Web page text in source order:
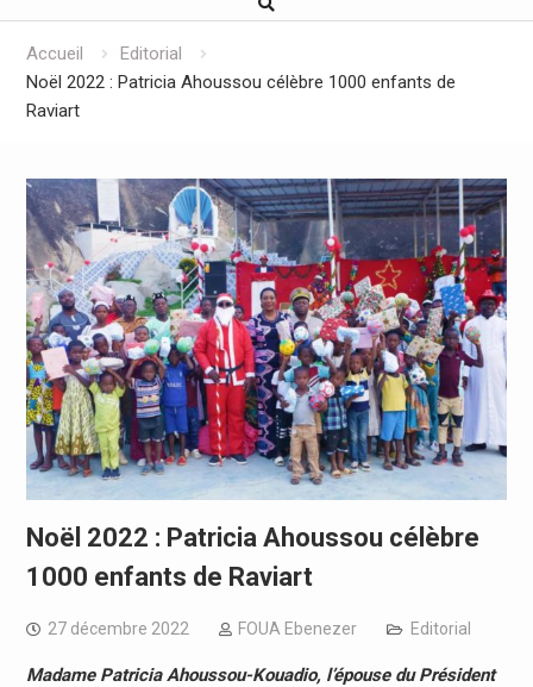
Accueil
Editorial
Noël 2022 : Patricia Ahoussou célèbre 1000 enfants de
Raviart
Noël 2022 : Patricia Ahoussou célèbre
1000 enfants de Raviart
27 décembre 2022 FOUA Ebenezer Editorial
Madame Patricia Ahoussou-Kouadio, l’épouse du Président